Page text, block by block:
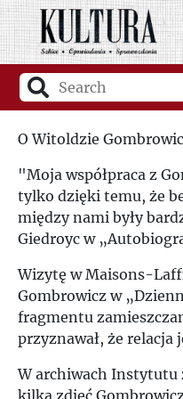
O Witoldzie
"Moja współpraca z
tylko dzięki temu, że
między nami były
Giedroyc w
Wizytę w Maisons-
Gombrowicz w
fragmentu
przyznawał, że relacja
W archiwach Instytutu
kilka zdjęć